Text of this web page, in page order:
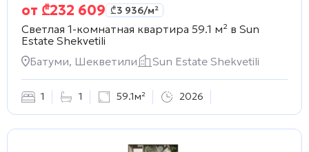
от ₾232 609 ₾3 936/м²
Светлая 1-комнатная квартира 59.1 м² в Sun
Estate Shekvetili
Батуми, Шекветили
Sun Estate Shekvetili
1 1 59.1м² 2026